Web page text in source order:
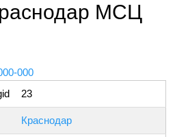
МСЦ
000
23
Краснодар